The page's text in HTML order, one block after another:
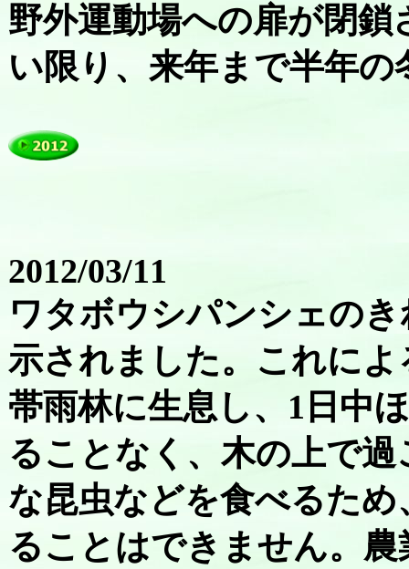
野外運動場への扉が閉
い限り、来年まで半年
2012/03/11
ワタボウシパンシェの
示されました。これに
帯雨林に生息し、1日中
ることなく、木の上で
な昆虫などを食べるた
ることはできません。